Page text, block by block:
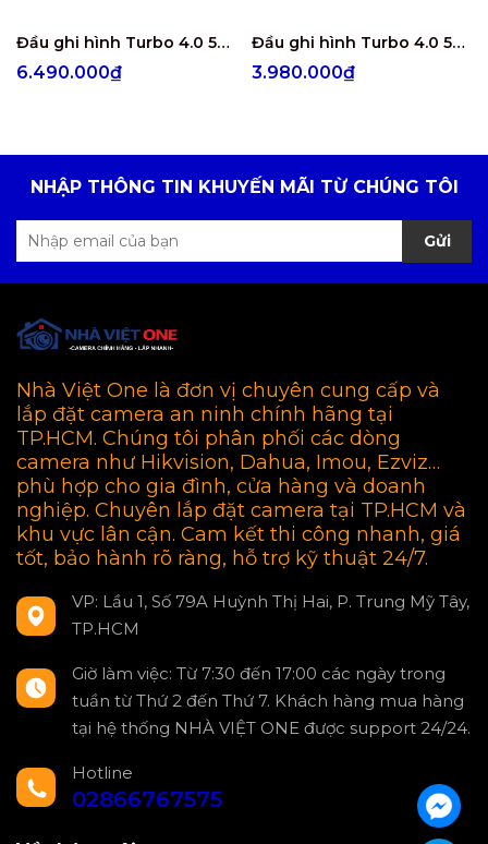
Đầu ghi hình Turbo 4.0 5MP 8 kênh Hikvision iDS-7208HUHI-M1/E
6.490.000₫
Đầu ghi hình Turbo 4.0 5MP 4 kênh Hikvision iDS-7204HUHI-M1/E
3.980.000₫
NHẬP THÔNG TIN KHUYẾN MÃI TỪ CHÚNG TÔI
Gửi
Nhà Việt One là đơn vị chuyên cung cấp và
lắp đặt camera an ninh chính hãng tại
TP.HCM. Chúng tôi phân phối các dòng
camera như Hikvision, Dahua, Imou, Ezviz…
phù hợp cho gia đình, cửa hàng và doanh
nghiệp. Chuyên lắp đặt camera tại TP.HCM và
khu vực lân cận. Cam kết thi công nhanh, giá
tốt, bảo hành rõ ràng, hỗ trợ kỹ thuật 24/7.
VP: Lầu 1, Số 79A Huỳnh Thị Hai, P. Trung Mỹ Tây,
TP.HCM
Giờ làm việc: Từ 7:30 đến 17:00 các ngày trong
tuần từ Thứ 2 đến Thứ 7. Khách hàng mua hàng
tại hệ thống NHÀ VIỆT ONE được support 24/24.
Hotline
02866767575